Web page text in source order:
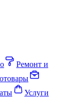
Ремонт и
Услуги